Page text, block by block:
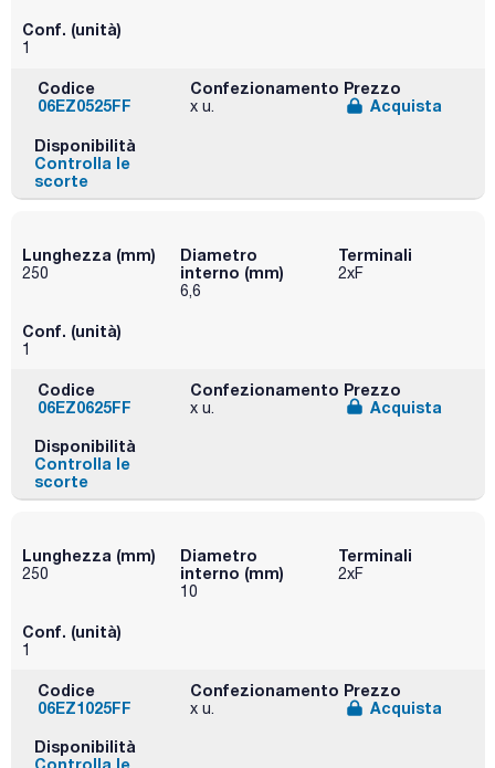
Conf. (unità)
1
Codice
06EZ0525FF
Confezionamento
x u.
Prezzo
Acquista
Disponibilità
Controlla le
scorte
Lunghezza (mm)
250
Diametro
interno (mm)
6,6
Terminali
2xF
Conf. (unità)
1
Codice
06EZ0625FF
Confezionamento
x u.
Prezzo
Acquista
Disponibilità
Controlla le
scorte
Lunghezza (mm)
250
Diametro
interno (mm)
10
Terminali
2xF
Conf. (unità)
1
Codice
06EZ1025FF
Confezionamento
x u.
Prezzo
Acquista
Disponibilità
Controlla le